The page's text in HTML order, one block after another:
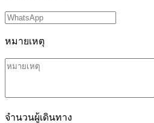
หมายเหตุ
จำนวนผู้เดินทาง